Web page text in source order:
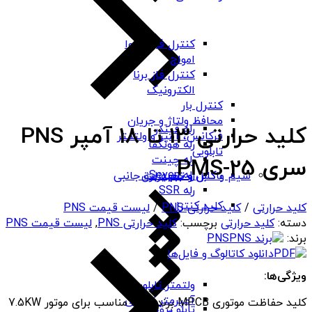
رله فیندر
رله هونگفا
رله چینت
رله Seven
رله SSR
کلید کنترل
کنترل فاز شیوا
امواج
کنترل فاز برنا
الکترونیک
کنترل بار
محافظ ولتاژ و جریان
فرکانس، آمپر و ولتمتر
تابلویی
ولتمتر تابلویی
آمپرمتر تابلویی
باکس و جعبه برق
سیم و کابل و تجهیزات جانبی
کلید حرارتی 13 تا 18 آمپر PNS
سری PMS-25
کلید حرارتی /کلید حرارتی PNS / لیست قیمت PNS
دسته:کلید حرارتی برچسب:کلید حرارتی PNS , لیست قیمت PNS
برند:
PNS
دانلود کاتالوگ و فایل‌ها
ویژگی‌ها:
کلید حفاظت موتوری MPCB برند PNS مناسب برای موتور 7.5KW